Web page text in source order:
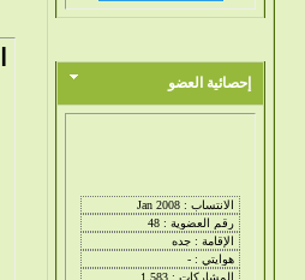
إحصائية العضو